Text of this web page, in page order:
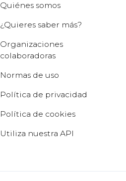
Quiénes somos
¿Quieres saber más?
Organizaciones
colaboradoras
Normas de uso
Política de privacidad
Política de cookies
Utiliza nuestra API